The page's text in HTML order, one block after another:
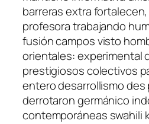
barreras extra
profesora trabajando
fusión campos visto
orientales: experimental
prestigiosos colectivos
entero desarrollismo des
derrotaron germánico
contemporáneas swahili